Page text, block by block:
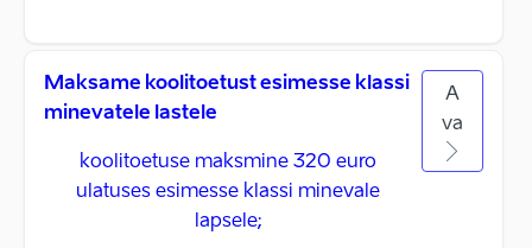
Maksame koolitoetust esimesse klassi
minevatele lastele
koolitoetuse maksmine 320 euro
ulatuses esimesse klassi minevale
lapsele;
A
va